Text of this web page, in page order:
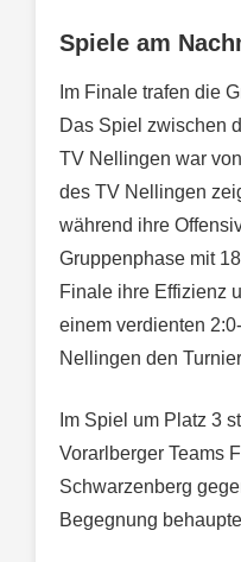
Spiele am
Im Finale trafen die
Das Spiel zwischen
TV Nellingen war
des TV Nellingen
während ihre
Gruppenphase mit
Finale ihre Effizienz
einem verdienten
Nellingen den
Im Spiel um Platz 3
Vorarlberger Teams
Schwarzenberg
Begegnung